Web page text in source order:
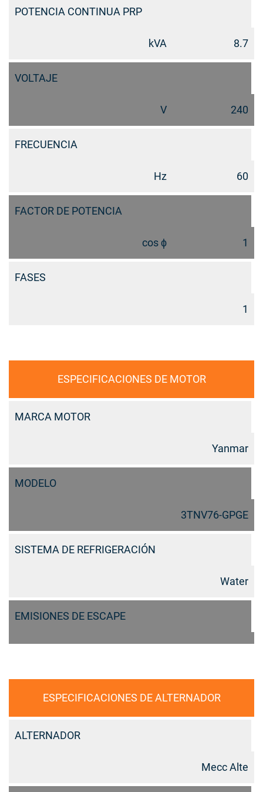
POTENCIA CONTINUA PRP
kVA 8.7
VOLTAJE
V 240
FRECUENCIA
Hz 60
FACTOR DE POTENCIA
cos ϕ 1
FASES
1
ESPECIFICACIONES DE MOTOR
MARCA MOTOR
Yanmar
MODELO
3TNV76-GPGE
SISTEMA DE REFRIGERACIÓN
Water
EMISIONES DE ESCAPE
ESPECIFICACIONES DE ALTERNADOR
ALTERNADOR
Mecc Alte